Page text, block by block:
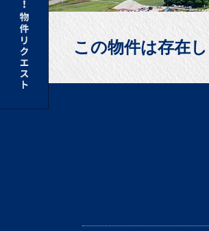
この物件は存在し